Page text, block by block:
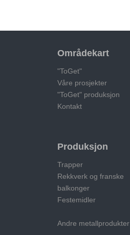
Områdekart
"ToGet"
Våre prosjekter
"ToGet" produksjon
Kontakt
Produksjon
Trapper
Rekkverk og franske
balkonger
Festemidler
Andre metallprodukter